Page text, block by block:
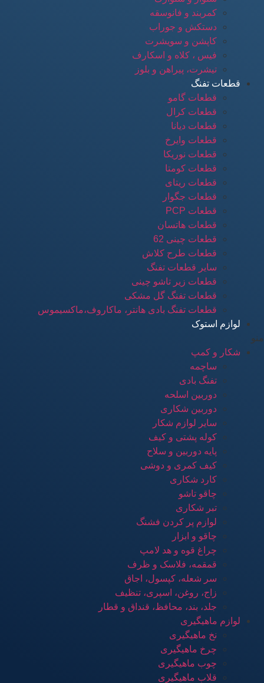
کمربند و فانوسقه
دستکش و جوراب
کاپشن و سویشرت
فیس ، کلاه و اسکارف
تیشرت، پیراهن و بلوز
قطعات تفنگ
قطعات گامو
قطعات کرال
قطعات دیانا
قطعات وایرخ
قطعات نوریکا
قطعات کومتا
قطعات ریتای
قطعات جگوار
قطعات PCP
قطعات هاتسان
قطعات چینی 62
قطعات طرح کلاش
سایر قطعات تفنگ
قطعات زیر تاشو چینی
قطعات تفنگ گل مشکی
قطعات تفنگ بادی هانتر، ماکاروف،ماکسیموس
لوازم استوک
منو
شکار و کمپ
ساچمه
تفنگ بادی
دوربین اسلحه
دوربین شکاری
سایر لوازم شکار
کوله پشتی و کیف
پایه دوربین و سلاح
کیف کمری و دوشی
کارد شکاری
چاقو تاشو
تبر شکاری
لوازم پر کردن فشنگ
چاقو و ابزار
چراغ قوه و هد لامپ
قمقمه، فلاسک و ظرف
سر شعله، کپسول، اجاق
زاج، روغن، اسپری، تنظیف
جلد، بند، محافظ، قنداق و قطار
لوازم ماهیگیری
نخ ماهیگیری
چرخ ماهیگیری
چوب ماهیگیری
قلاب ماهیگیری